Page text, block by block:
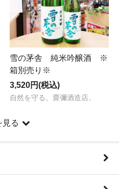
雪の茅舎 純米吟醸酒 ※
箱別売り※
3,520円(税込)
自然を守る。齋彌酒造店。
見る